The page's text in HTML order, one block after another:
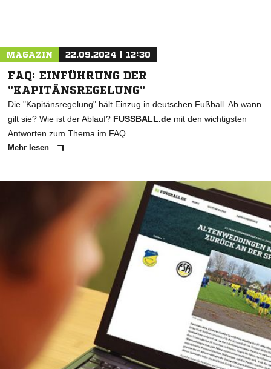
MAGAZIN 22.09.2024 | 12:30
FAQ: EINFÜHRUNG DER
"KAPITÄNSREGELUNG"
Die "Kapitänsregelung" hält Einzug in deutschen Fußball. Ab wann
gilt sie? Wie ist der Ablauf? FUSSBALL.de mit den wichtigsten
Antworten zum Thema im FAQ.
Mehr lesen